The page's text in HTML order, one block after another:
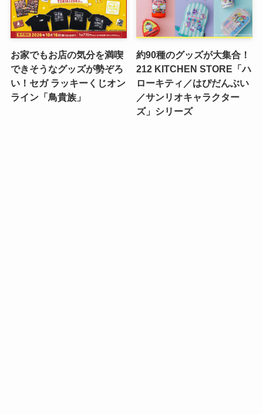
お家でもお店の気分を満喫
できそうなグッズが勢ぞろ
い！セガ ラッキーくじオン
ライン「鳥貴族」
約90種のグッズが大集合！
212 KITCHEN STORE「ハ
ローキティ／はぴだんぶい
／サンリオキャラクター
ズ」シリーズ